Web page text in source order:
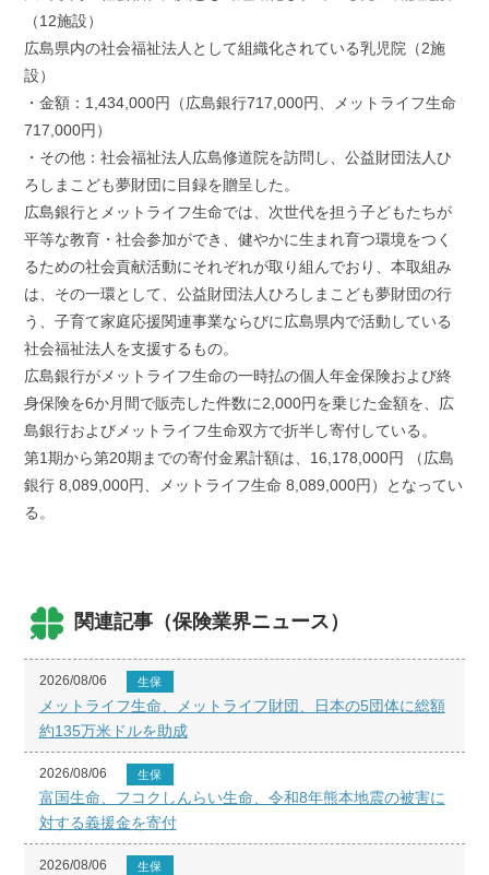
（12施設）
広島県内の社会福祉法人として組織化されている乳児院（2施
設）
・金額：1,434,000円（広島銀行717,000円、メットライフ生命
717,000円）
・その他：社会福祉法人広島修道院を訪問し、公益財団法人ひ
ろしまこども夢財団に目録を贈呈した。
広島銀行とメットライフ生命では、次世代を担う子どもたちが
平等な教育・社会参加ができ、健やかに生まれ育つ環境をつく
るための社会貢献活動にそれぞれが取り組んでおり、本取組み
は、その一環として、公益財団法人ひろしまこども夢財団の行
う、子育て家庭応援関連事業ならびに広島県内で活動している
社会福祉法人を支援するもの。
広島銀行がメットライフ生命の一時払の個人年金保険および終
身保険を6か月間で販売した件数に2,000円を乗じた金額を、広
島銀行およびメットライフ生命双方で折半し寄付している。
第1期から第20期までの寄付金累計額は、16,178,000円 （広島
銀行 8,089,000円、メットライフ生命 8,089,000円）となってい
る。
関連記事（保険業界ニュース）
2026/08/06 生保
メットライフ生命、メットライフ財団、日本の5団体に総額
約135万米ドルを助成
2026/08/06 生保
富国生命、フコクしんらい生命、令和8年熊本地震の被害に
対する義援金を寄付
2026/08/06 生保